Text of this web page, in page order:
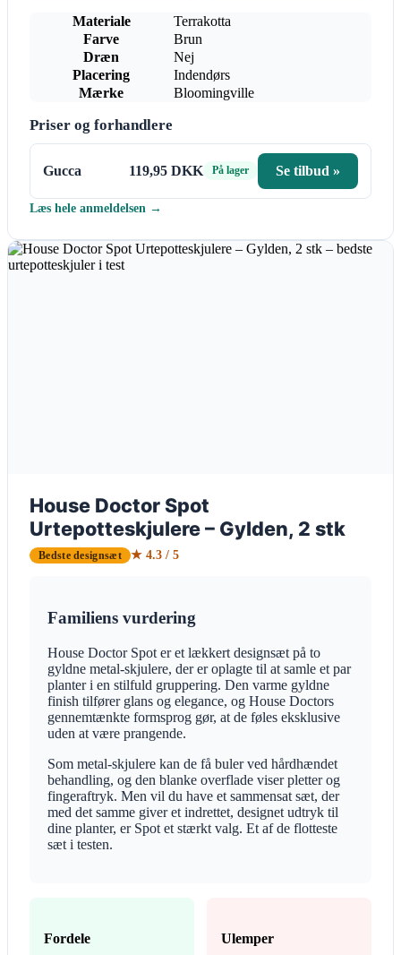
Materiale
Terrakotta
Farve
Brun
Dræn
Nej
Placering
Indendørs
Mærke
Bloomingville
Priser og forhandlere
Gucca 119,95 DKK På lager Se tilbud »
Læs hele anmeldelsen →
House Doctor Spot
Urtepotteskjulere – Gylden, 2 stk
Bedste designsæt ★ 4.3 / 5
Familiens vurdering
House Doctor Spot er et lækkert designsæt på to
gyldne metal-skjulere, der er oplagte til at samle et par
planter i en stilfuld gruppering. Den varme gyldne
finish tilfører glans og elegance, og House Doctors
gennemtænkte formsprog gør, at de føles eksklusive
uden at være prangende.
Som metal-skjulere kan de få buler ved hårdhændet
behandling, og den blanke overflade viser pletter og
fingeraftryk. Men vil du have et sammensat sæt, der
med det samme giver et indrettet, designet udtryk til
dine planter, er Spot et stærkt valg. Et af de flotteste
sæt i testen.
Fordele Ulemper